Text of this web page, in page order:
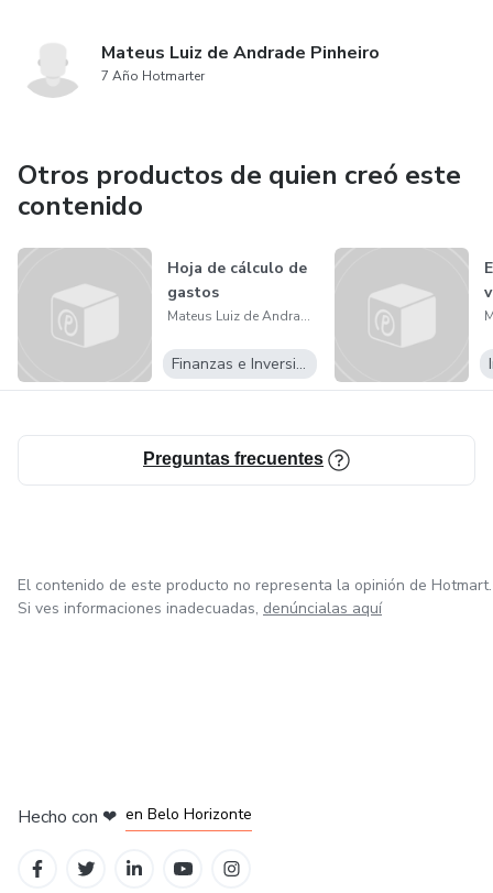
Mateus Luiz de Andrade Pinheiro
7 Año Hotmarter
Otros productos de quien creó este
contenido
Hoja de cálculo de
gastos
Mateus Luiz de Andrade Pinheiro
Finanzas e Inversiones
Preguntas frecuentes
El contenido de este producto no representa la opinión de Hotmart.
Si ves informaciones inadecuadas, denúncialas aquí
Hecho con ❤ en Belo Horizonte